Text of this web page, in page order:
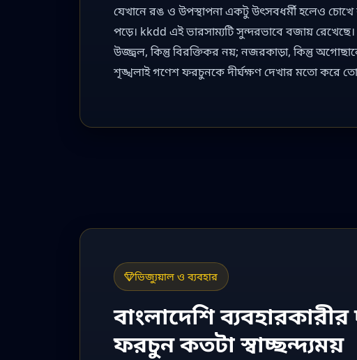
যেখানে রঙ ও উপস্থাপনা একটু উৎসবধর্মী হলেও চোখে
পড়ে। kkdd এই ভারসাম্যটি সুন্দরভাবে বজায়
উজ্জ্বল, কিন্তু বিরক্তিকর নয়; নজরকাড়া, কিন্তু
শৃঙ্খলাই গণেশ ফরচুনকে দীর্ঘক্ষণ দেখার মতো করে
ভিজ্যুয়াল ও ব্যবহার
বাংলাদেশি
ফরচুন কতটা স্বাচ্ছন্দ্যময়